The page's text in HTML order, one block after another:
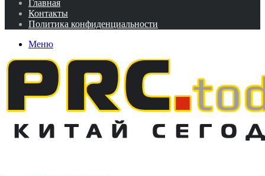
Главная
Контакты
Политика конфиденциальности
Меню